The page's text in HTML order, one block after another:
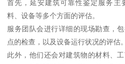
首先，延安建筑可靠性鉴定服务主
料、设备等多个方面的评估。
服务团队会进行详细的现场勘查，
点的检查，以及设备运行状况的评估。
此外，他们还会对建筑物的材料、